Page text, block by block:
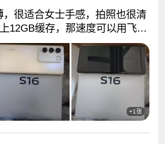
很适合女士手感，拍照也很清
12GB缓存，那速度可以用飞一
直播间下的单，额外送了一个小
+1张